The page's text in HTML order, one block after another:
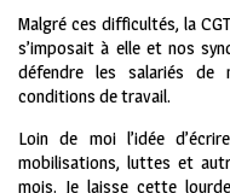
Malgré ces difficultés, la
s’imposait à elle et nos
défendre les salariés de
conditions de travail.
Loin de moi l’idée
mobilisations, luttes et
mois. Je laisse cette